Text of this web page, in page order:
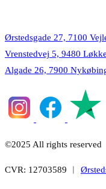
Ørstedsgade 27, 7100
Vrenstedvej 5, 9480
Algade 26, 7900
©2025 All rights reserved
CVR: 12703589 ︱